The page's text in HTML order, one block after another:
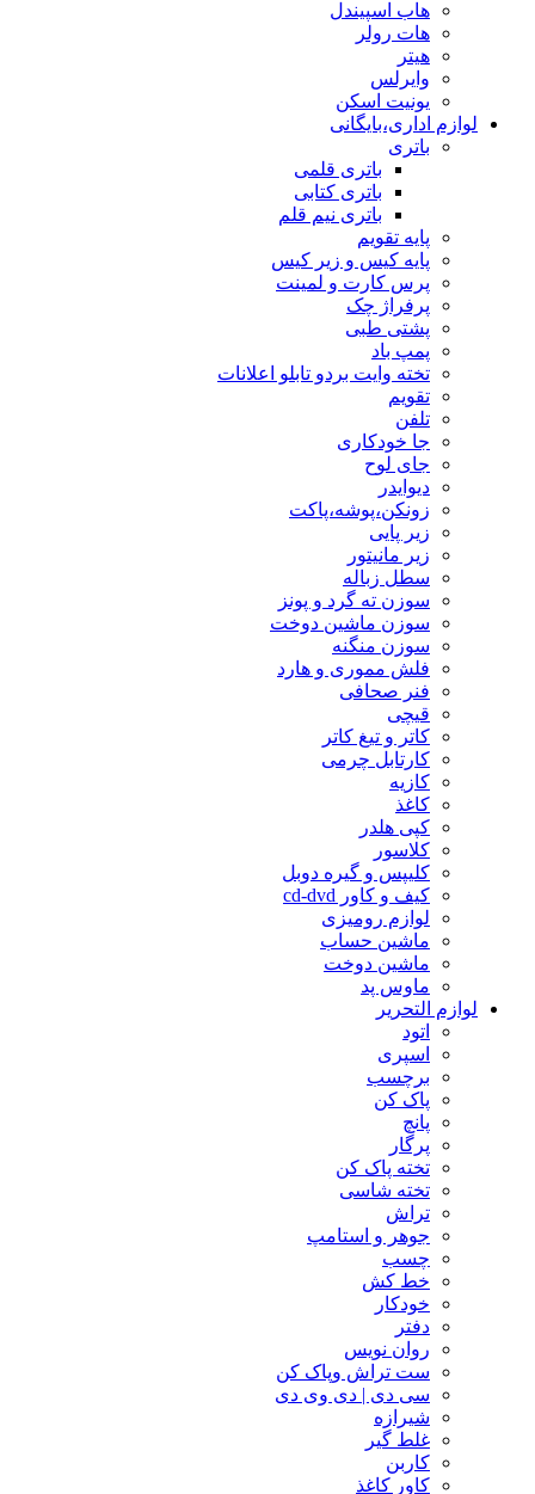
هاب اسپیندل
هات رولر
هیتر
وایرلس
یونیت اسکن
لوازم اداری،بایگانی
باتری
باتری قلمی
باتری کتابی
باتری نیم قلم
پایه تقویم
پایه کیس و زیر کیس
پرس کارت و لمینت
پرفراژ چک
پشتی طبی
پمپ باد
تخته وایت بردو تابلو اعلانات
تقویم
تلفن
جا خودکاری
جای لوح
دیوایدر
زونکن،پوشه،پاکت
زیر پایی
زیر مانیتور
سطل زباله
سوزن ته گرد و پونز
سوزن ماشین دوخت
سوزن منگنه
فلش مموری و هارد
فنر صحافی
قیچی
کاتر و تیغ کاتر
کارتابل چرمی
کازیه
کاغذ
کپی هلدر
کلاسور
کلیپس و گیره دوبل
کیف و کاور cd-dvd
لوازم رومیزی
ماشین حساب
ماشین دوخت
ماوس پد
لوازم التحریر
اتود
اسپری
برچسب
پاک کن
پانچ
پرگار
تخته پاک کن
تخته شاسی
تراش
جوهر و استامپ
چسب
خط کش
خودکار
دفتر
روان نویس
ست تراش وپاک کن
سی دی | دی وی دی
شیرازه
غلط گیر
کاربن
کاور کاغذ